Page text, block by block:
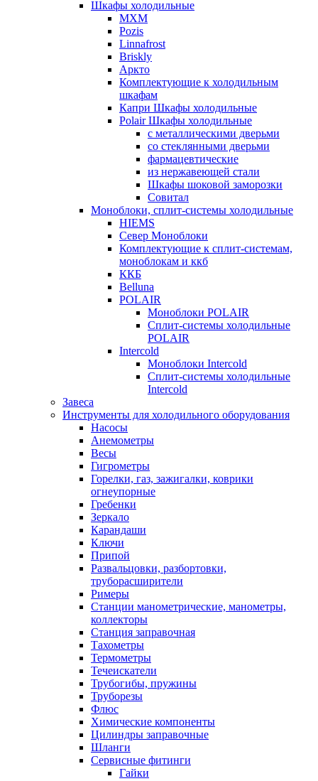
Шкафы холодильные
МХМ
Pozis
Linnafrost
Briskly
Аркто
Комплектующие к холодильным
шкафам
Капри Шкафы холодильные
Polair Шкафы холодильные
с металлическими дверьми
со стеклянными дверьми
фармацевтические
из нержавеющей стали
Шкафы шоковой заморозки
Совитал
Моноблоки, сплит-системы холодильные
HIEMS
Север Моноблоки
Комплектующие к сплит-системам,
моноблокам и ккб
ККБ
Belluna
POLAIR
Моноблоки POLAIR
Сплит-системы холодильные
POLAIR
Intercold
Моноблоки Intercold
Сплит-системы холодильные
Intercold
Завеса
Инструменты для холодильного оборудования
Насосы
Анемометры
Весы
Гигрометры
Горелки, газ, зажигалки, коврики
огнеупорные
Гребенки
Зеркало
Карандаши
Ключи
Припой
Развальцовки, разбортовки,
труборасширители
Римеры
Станции манометрические, манометры,
коллекторы
Станция заправочная
Тахометры
Термометры
Течеискатели
Трубогибы, пружины
Труборезы
Флюс
Химические компоненты
Цилиндры заправочные
Шланги
Сервисные фитинги
Гайки